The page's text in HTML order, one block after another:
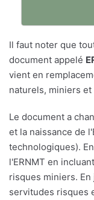
Il faut noter que
document appelé
vient en
naturels, miniers
Le document a
et la naissance de
technologiques).
l'ERNMT en
risques miniers. En
servitudes risques